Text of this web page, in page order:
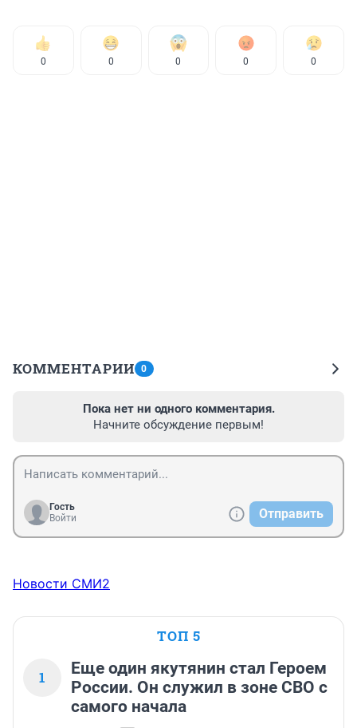
0 0 0 0 0
КОММЕНТАРИИ 0
Пока нет ни одного комментария.
Начните обсуждение первым!
Гость
Войти
Отправить
Новости СМИ2
ТОП 5
1
Еще один якутянин стал Героем
России. Он служил в зоне СВО с
самого начала